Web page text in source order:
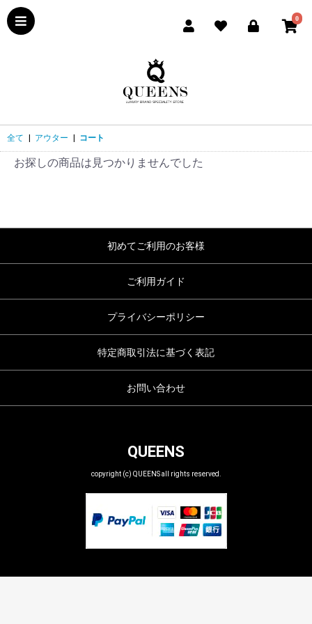
0
全て アウター コート
お探しの商品は見つかりませんでした
初めてご利用のお客様
ご利用ガイド
プライバシーポリシー
特定商取引法に基づく表記
お問い合わせ
QUEENS
copyright (c) QUEENS all rights reserved.